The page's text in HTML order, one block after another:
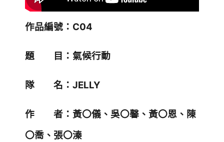
作品編號：C04
題 目：氣候行動
隊 名：JELLY
作 者：黃〇儀、吳〇馨、黃〇恩、陳
〇喬、張〇溱